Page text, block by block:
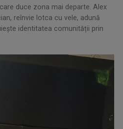
duce zona mai departe. Alex
reînvie lotca cu vele, adună
identitatea comunității prin